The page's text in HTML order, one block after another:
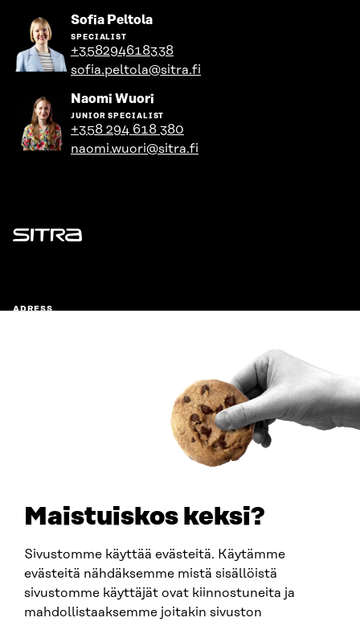
Maistuiskos keksi?
Sivustomme käyttää evästeitä. Käytämme
evästeitä nähdäksemme mistä sisällöistä
sivustomme käyttäjät ovat kiinnostuneita ja
mahdollistaaksemme joitakin sivuston
Sofia PeltolaGå
personens
profil
SPECIALIST
+358294618338
sofia.peltola@sitra.fi
Naomi Wuori
till
personens
profil
JUNIOR SPECIALIST
+358 294 618 380
naomi.wuori@sitra.fi
Sitra
ADRESS
fornamn.efternamn@sitra.fi
SITRA PÅ SOCIALA MEDIER